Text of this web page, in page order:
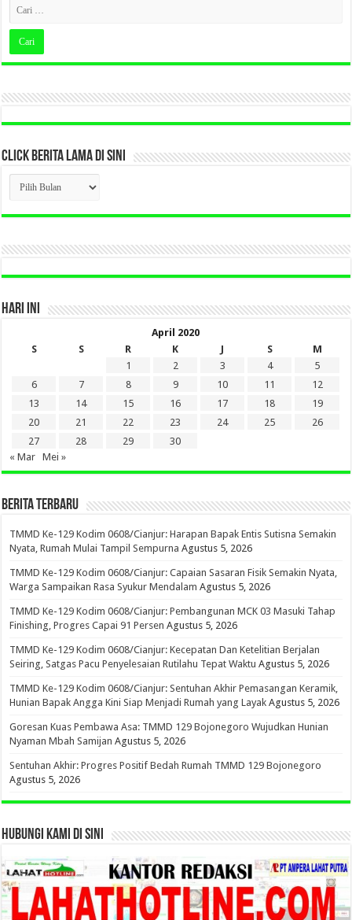
CLICK BERITA LAMA DI SINI
CLICK
BERITA
LAMA
DI
HARI INI
April 2020
S
S R K J S
M
1
2 3 4
5
6
7 8 9 10 11
12
13
14 15 16 17 18
19
20
21 22 23 24 25
26
27
28 29
30
« Mar
Mei »
BERITA TERBARU
TMMD Ke-129 Kodim 0608/Cianjur: Harapan Bapak Entis Sutisna Semakin
Nyata, Rumah Mulai Tampil Sempurna Agustus 5, 2026
TMMD Ke-129 Kodim 0608/Cianjur: Capaian Sasaran Fisik Semakin Nyata,
Warga Sampaikan Rasa Syukur Mendalam Agustus 5, 2026
TMMD Ke-129 Kodim 0608/Cianjur: Pembangunan MCK 03 Masuki Tahap
Finishing, Progres Capai 91 Persen Agustus 5, 2026
TMMD Ke-129 Kodim 0608/Cianjur: Kecepatan Dan Ketelitian Berjalan
Seiring, Satgas Pacu Penyelesaian Rutilahu Tepat Waktu Agustus 5, 2026
TMMD Ke-129 Kodim 0608/Cianjur: Sentuhan Akhir Pemasangan Keramik,
Hunian Bapak Angga Kini Siap Menjadi Rumah yang Layak Agustus 5, 2026
Goresan Kuas Pembawa Asa: TMMD 129 Bojonegoro Wujudkan Hunian
Nyaman Mbah Samijan Agustus 5, 2026
Sentuhan Akhir: Progres Positif Bedah Rumah TMMD 129 Bojonegoro
Agustus 5, 2026
HUBUNGI KAMI DI SINI